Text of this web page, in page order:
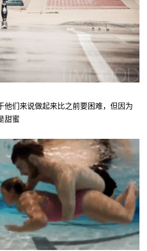
他们来说做起来比之前要困难，但因为
甜蜜